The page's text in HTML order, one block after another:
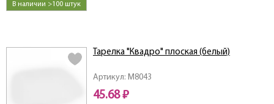
В наличии >100 штук
Артикул: M8043
Тарелка "Квадро" плоская (белый)
45.68 ₽